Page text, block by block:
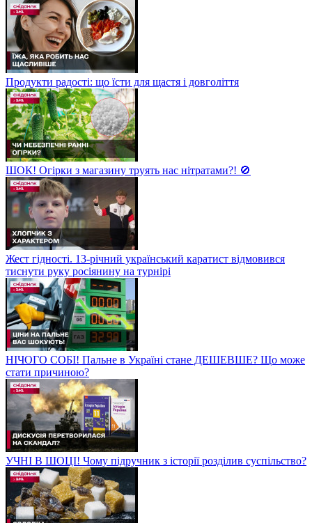
Продукти радості: що їсти для щастя і довголіття
ШОК! Огірки з магазину труять нас нітратами?! 🚫
Жест гідності. 13-річний український каратист відмовився
тиснути руку росіянину на турнірі
НІЧОГО СОБІ! Пальне в Україні стане ДЕШЕВШЕ? Що може
стати причиною?
УЧНІ В ШОЦІ! Чому підручник з історії розділив суспільство?